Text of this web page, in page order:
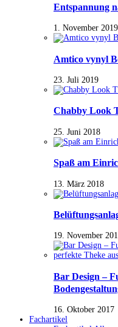
Entspannung
1. November 2019
Amtico vynyl
23. Juli 2019
Chabby Look
25. Juni 2018
Spaß am
13. März 2018
19. November
Bar Design –
16. Oktober 2017
Fachartikel